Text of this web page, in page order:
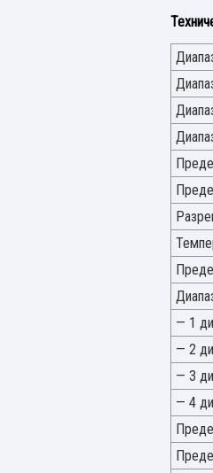
— 1
— 2
— 3
— 4